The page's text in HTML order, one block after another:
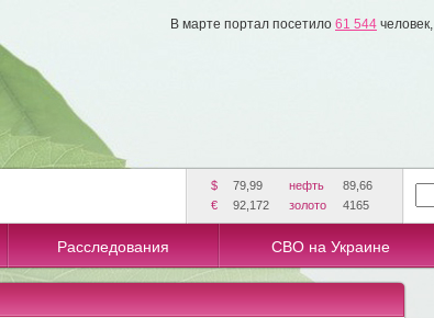
В марте портал посетило 61 544 человек,
$ 79,99 нефть
89,66
€
92,172 золото 4165
Расследования СВО на Украине